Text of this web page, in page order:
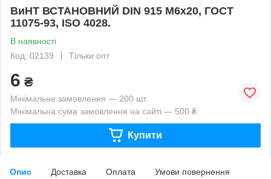
ВиНТ ВСТАНОВНИЙ DIN 915 М6х20, ГОСТ
11075-93, ISO 4028.
В наявності
Код: 02139
Тільки опт
6 ₴
Мінімальне замовлення — 200 шт.
Мінімальна сума замовлення на сайті — 500 ₴
Купити
Опис Доставка Оплата Умови повернення